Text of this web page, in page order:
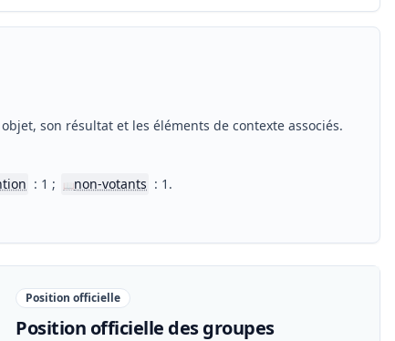
son résultat et les éléments de contexte associés.
: 1 ; 📖non-votants : 1.
Position officielle
Position officielle des groupes